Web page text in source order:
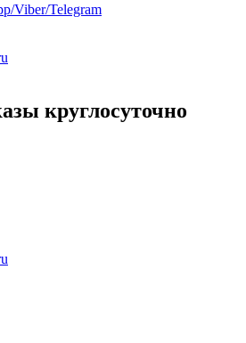
Viber/Telegram
круглосуточно